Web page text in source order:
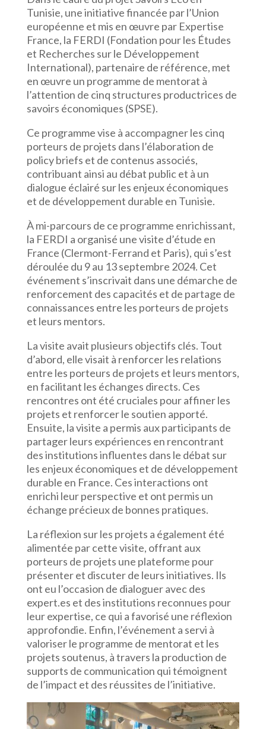
Tunisie, une initiative financée par l’Union
européenne et mis en œuvre par Expertise
France, la FERDI (Fondation pour les Études
et Recherches sur le Développement
International), partenaire de référence, met
en œuvre un programme de mentorat à
l’attention de cinq structures productrices de
savoirs économiques (SPSE).
Ce programme vise à accompagner les cinq
porteurs de projets dans l’élaboration de
policy briefs et de contenus associés,
contribuant ainsi au débat public et à un
dialogue éclairé sur les enjeux économiques
et de développement durable en Tunisie.
À mi-parcours de ce programme enrichissant,
la FERDI a organisé une visite d’étude en
France (Clermont-Ferrand et Paris), qui s’est
déroulée du 9 au 13 septembre 2024. Cet
événement s’inscrivait dans une démarche de
renforcement des capacités et de partage de
connaissances entre les porteurs de projets
et leurs mentors.
La visite avait plusieurs objectifs clés. Tout
d’abord, elle visait à renforcer les relations
entre les porteurs de projets et leurs mentors,
en facilitant les échanges directs. Ces
rencontres ont été cruciales pour affiner les
projets et renforcer le soutien apporté.
Ensuite, la visite a permis aux participants de
partager leurs expériences en rencontrant
des institutions influentes dans le débat sur
les enjeux économiques et de développement
durable en France. Ces interactions ont
enrichi leur perspective et ont permis un
échange précieux de bonnes pratiques.
La réflexion sur les projets a également été
alimentée par cette visite, offrant aux
porteurs de projets une plateforme pour
présenter et discuter de leurs initiatives. Ils
ont eu l’occasion de dialoguer avec des
expert.es et des institutions reconnues pour
leur expertise, ce qui a favorisé une réflexion
approfondie. Enfin, l’événement a servi à
valoriser le programme de mentorat et les
projets soutenus, à travers la production de
supports de communication qui témoignent
de l’impact et des réussites de l’initiative.